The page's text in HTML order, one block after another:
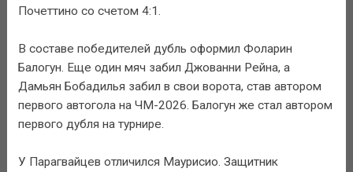
Почеттино со счетом 4:1.
В составе победителей дубль оформил Фоларин
Балогун. Еще один мяч забил Джованни Рейна, а
Дамьян Бобадилья забил в свои ворота, став автором
первого автогола на ЧМ-2026. Балогун же стал автором
первого дубля на турнире.
У Парагвайцев отличился Маурисио. Защитник